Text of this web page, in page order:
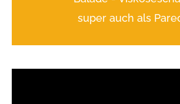
super auch als